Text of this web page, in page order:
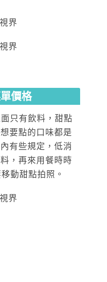
單價格
只有飲料，甜點
要點的口味都是
有些規定，低消
，再來用餐時時
動甜點拍照。